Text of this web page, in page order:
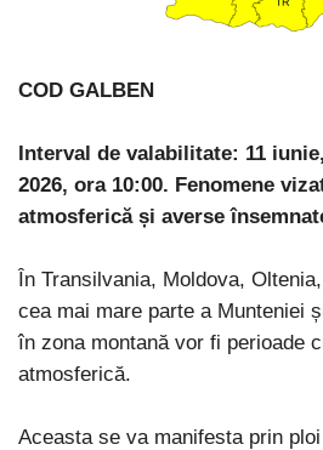
COD GALBEN
Interval de valabilitate: 11
2026, ora 10:00. Fenomene
atmosferică și averse
În Transilvania, Moldova,
cea mai mare parte a Munteniei
în zona montană vor fi perioade
atmosferică.
Aceasta se va manifesta prin